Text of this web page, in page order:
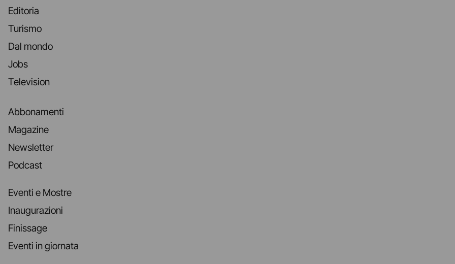
Editoria
Turismo
Dal mondo
Jobs
Television
Abbonamenti
Magazine
Newsletter
Podcast
Eventi e Mostre
Inaugurazioni
Finissage
Eventi in giornata